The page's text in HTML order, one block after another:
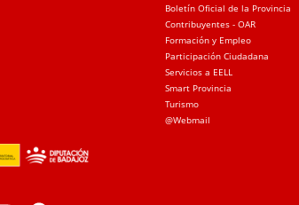
Boletín Oficial de la Provincia
Contribuyentes - OAR
Formación y Empleo
Participación Ciudadana
Servicios a EELL
Smart Provincia
Turismo
@Webmail